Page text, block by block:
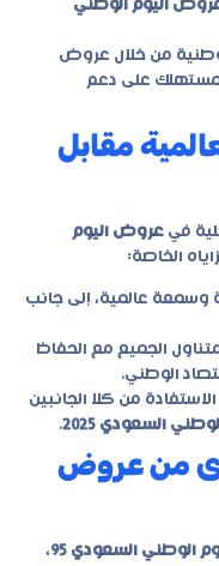
اليوم الوطني
من خلال عروض
على دعم
مقابل
في عروض اليوم
الخاصة:
وسمعة عالمية، إلى جانب
الجميع مع الحفاظ
الوطني.
من كلا الجانبين
السعودي 2025 .
من عروض
الوطني السعودي 95
،